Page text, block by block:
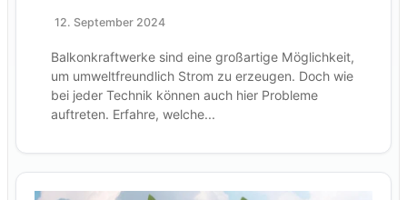
12. September 2024
Balkonkraftwerke sind eine großartige Möglichkeit,
um umweltfreundlich Strom zu erzeugen. Doch wie
bei jeder Technik können auch hier Probleme
auftreten. Erfahre, welche...